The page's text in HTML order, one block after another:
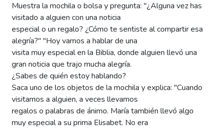
Muestra la mochila o bolsa y pregunta: "¿Alguna vez has
visitado a alguien con una noticia
especial o un regalo? ¿Cómo te sentiste al compartir esa
alegría?" "Hoy vamos a hablar de una
visita muy especial en la Biblia, donde alguien llevó una
gran noticia que trajo mucha alegría.
¿Sabes de quién estoy hablando?
Saca uno de los objetos de la mochila y explica: "Cuando
visitamos a alguien, a veces llevamos
regalos o palabras de ánimo. María también llevó algo
muy especial a su prima Elisabet. No era